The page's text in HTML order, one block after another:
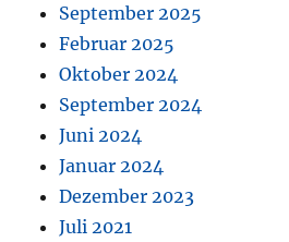
September 2025
Februar 2025
Oktober 2024
September 2024
Juni 2024
Januar 2024
Dezember 2023
Juli 2021